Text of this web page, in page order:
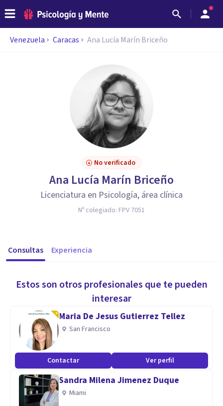
Venezuela Caracas Ana Lucía Marín Briceño
No verificado
Ana Lucía Marín Briceño
Licenciatura en Psicología, área clínica
Nº colegiado: FPV 7051
Consultas Experiencia
Estos son otros profesionales que te pueden
interesar
Maria De Jesus Gutierrez Tellez
San Francisco
Contactar Ver perfil
Sandra Milena Jimenez Duque
Miami